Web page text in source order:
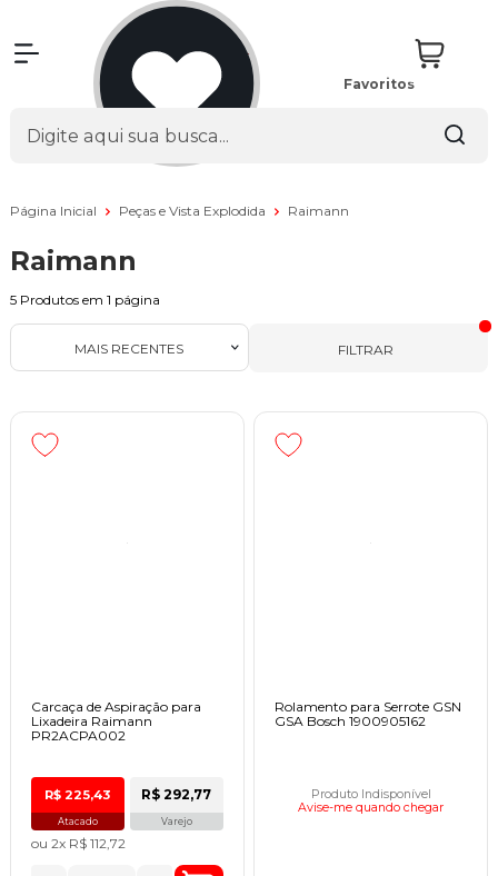
Favoritos
Página Inicial Peças e Vista Explodida Raimann
Raimann
5 Produtos em 1 página
FILTRAR
MAIS RECENTES
Carcaça de Aspiração para
Lixadeira Raimann
PR2ACPA002
R$ 225,43
Atacado
R$ 292,77
Varejo
ou 2x R$ 112,72
Rolamento para Serrote GSN
GSA Bosch 1900905162
Produto Indisponível
Avise-me quando chegar